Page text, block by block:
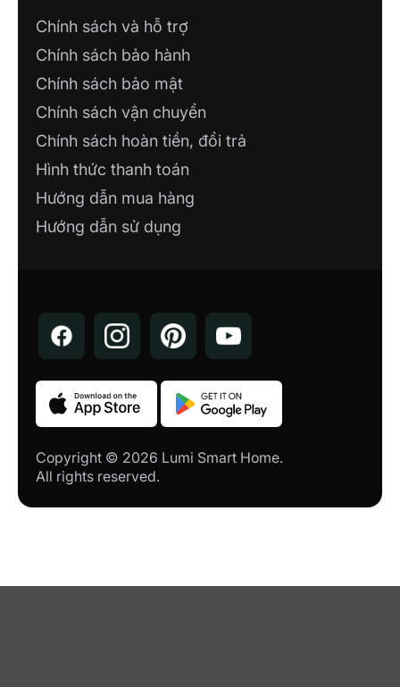
Showroom Lumi Đức Tiệp CS2
242 Phạm Văn Đồng, P. Hưng Thành, TP.
Tuyên Quang, Tuyên Quang
CÔNG TY TNHH THÁI THIÊN DI
30 Dã Tượng, Phường 6, TP. Sóc Trăng,
Tỉnh Sóc Trăng
CÔNG TY TNHH PHÚ HƯNG IOT
287 Lý Thường Kiệt, TP Đồng Hới, Tỉnh
THÔNG MINH PHC
259 Lê Lợi, Phường Chánh Lộ, Thành phố
Quảng Ngãi, Tỉnh Quảng Ngãi
CÔNG TY TNHH MT SMARTHOME
180 Trưng Nữ Vương, P. Tân Thạnh, TP.
Tam Kỳ, Tỉnh Quảng Nam
Chính sách và hỗ trợ
Chính sách bảo hành
Chính sách bảo mật
Chính sách vận chuyển
Chính sách hoàn tiền, đổi trả
Hình thức thanh toán
Hướng dẫn mua hàng
Hướng dẫn sử dụng
Copyright © 2026 Lumi Smart Home.
All rights reserved.